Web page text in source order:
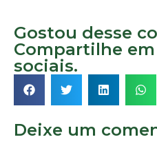
Gostou desse
Compartilhe
sociais.
Deixe um